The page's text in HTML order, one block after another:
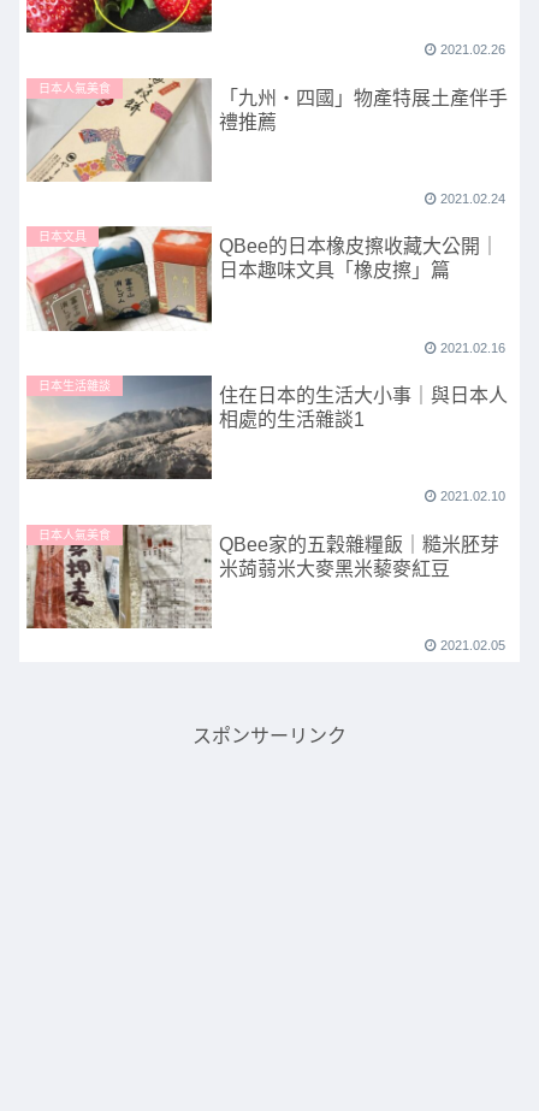
2021.02.26
日本人氣美食
「九州・四國」物產特展土產伴手
禮推薦
2021.02.24
日本文具
QBee的日本橡皮擦收藏大公開｜
日本趣味文具「橡皮擦」篇
2021.02.16
日本生活雜談
住在日本的生活大小事｜與日本人
相處的生活雜談1
2021.02.10
日本人氣美食
QBee家的五穀雜糧飯｜糙米胚芽
米蒟蒻米大麥黑米藜麥紅豆
2021.02.05
スポンサーリンク